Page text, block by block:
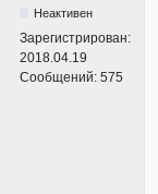
Неактивен
Зарегистрирован:
2018.04.19
Сообщений: 575